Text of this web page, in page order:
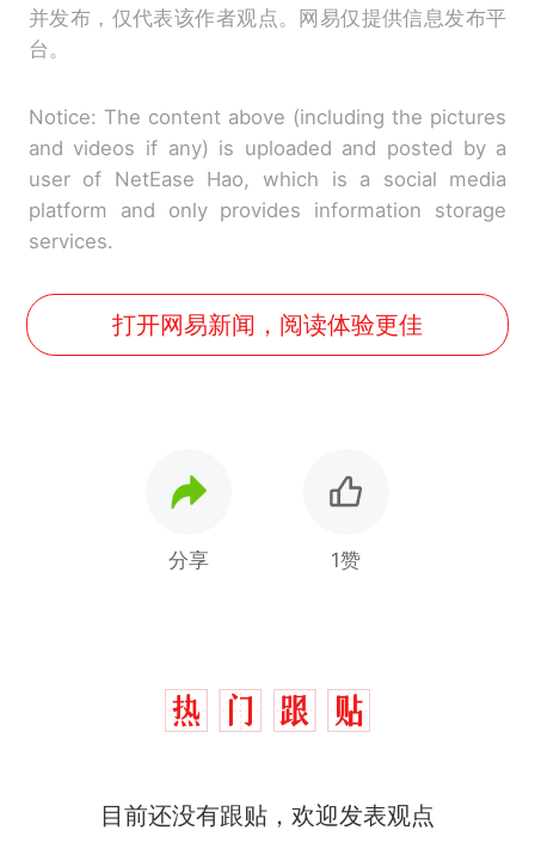
并发布，仅代表该作者观点。网易仅提供信息发布平
台。
Notice: The content above (including the pictures
and videos if any) is uploaded and posted by a
user of NetEase Hao, which is a social media
platform and only provides information storage
services.
打开网易新闻，阅读体验更佳
分享 1赞
目前还没有跟贴，欢迎发表观点
因老师一句“跟我回家”改写了